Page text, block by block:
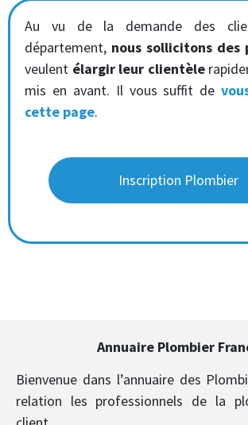
Au vu de la demande des
département, nous sollicitons des
veulent élargir leur clientèle
mis en avant. Il vous suffit de
cette page.
Inscription Plombier
Annuaire Plombier
Bienvenue dans l’annuaire des
relation les professionnels de la